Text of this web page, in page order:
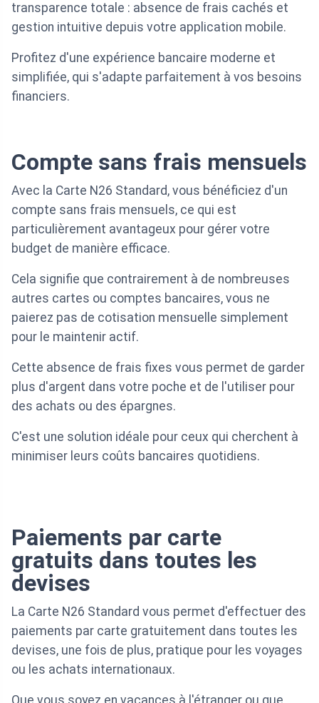
transparence totale : absence de frais cachés et
gestion intuitive depuis votre application mobile.
Profitez d'une expérience bancaire moderne et
simplifiée, qui s'adapte parfaitement à vos besoins
financiers.
Compte sans frais mensuels
Avec la Carte N26 Standard, vous bénéficiez d'un
compte sans frais mensuels, ce qui est
particulièrement avantageux pour gérer votre
budget de manière efficace.
Cela signifie que contrairement à de nombreuses
autres cartes ou comptes bancaires, vous ne
paierez pas de cotisation mensuelle simplement
pour le maintenir actif.
Cette absence de frais fixes vous permet de garder
plus d'argent dans votre poche et de l'utiliser pour
des achats ou des épargnes.
C'est une solution idéale pour ceux qui cherchent à
minimiser leurs coûts bancaires quotidiens.
Paiements par carte
gratuits dans toutes les
devises
La Carte N26 Standard vous permet d'effectuer des
paiements par carte gratuitement dans toutes les
devises, une fois de plus, pratique pour les voyages
ou les achats internationaux.